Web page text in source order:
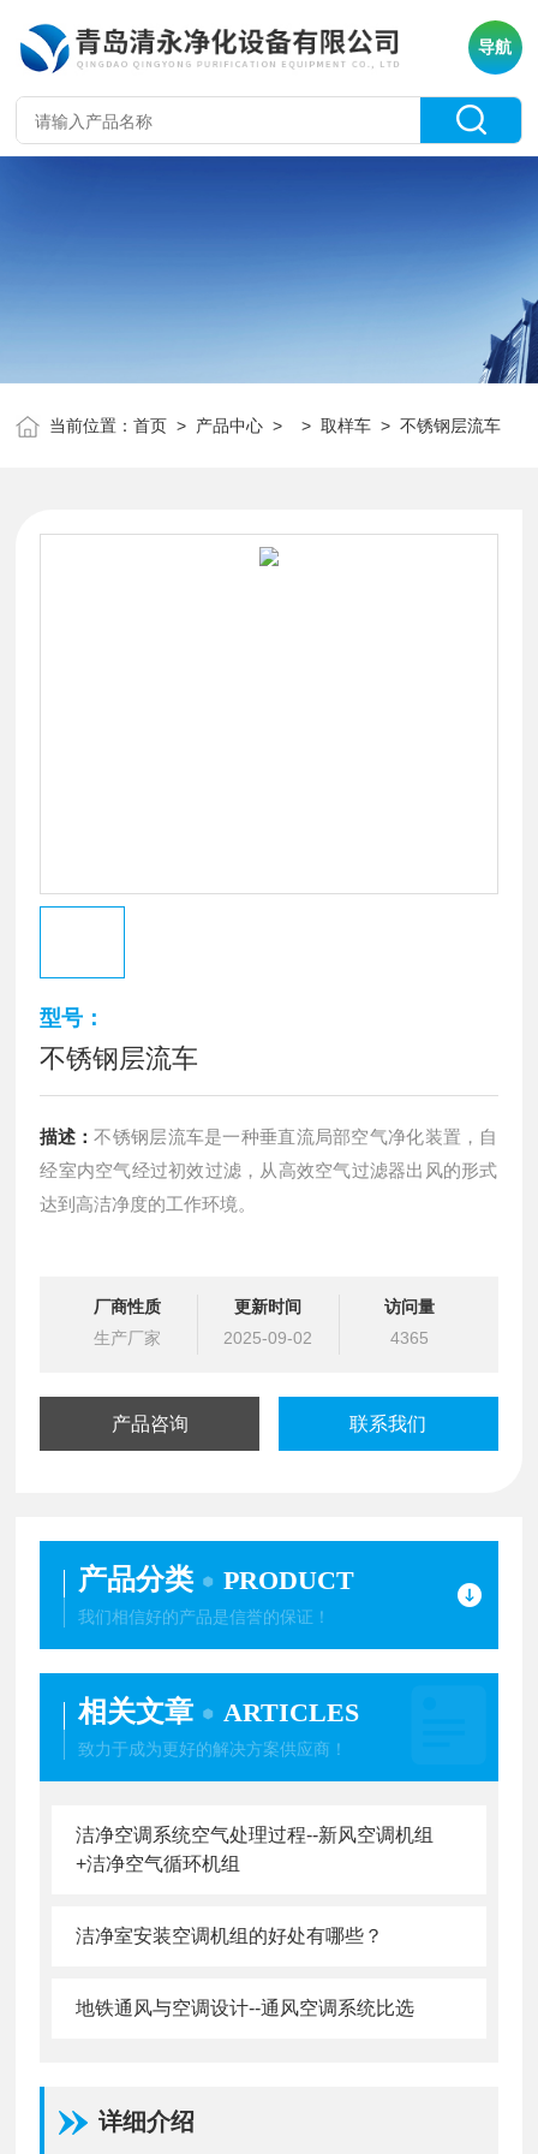
导航
当前位置：首页 > 产品中心 > >取样车 > 不锈钢层流车
型号：
不锈钢层流车
描述：不锈钢层流车是一种垂直流局部空气净化装置，自
经室内空气经过初效过滤，从高效空气过滤器出风的形式
达到高洁净度的工作环境。
厂商性质
生产厂家
更新时间
2025-09-02
访问量
4365
产品咨询 联系我们
产品分类 PRODUCT
我们相信好的产品是信誉的保证！
相关文章 ARTICLES
致力于成为更好的解决方案供应商！
洁净空调系统空气处理过程--新风空调机组
+洁净空气循环机组
洁净室安装空调机组的好处有哪些？
地铁通风与空调设计--通风空调系统比选
详细介绍